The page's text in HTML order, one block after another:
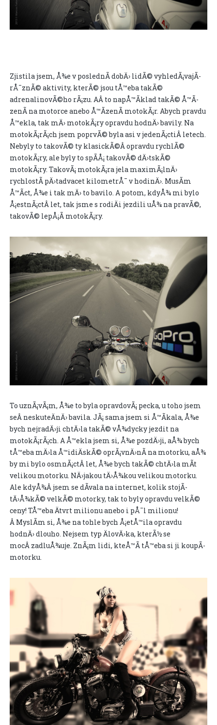
Zjistila jsem, Å¾e v poslednÃ­ dobÄ› lidÃ© vyhledÃ¡vajÃ­
rÅ¯znÃ© aktivity, kterÃ© jsou tÅ™eba takÃ©
adrenalinovÃ©ho rÃ¡zu. AÂ to napÅ™Ã­klad takÃ© Å™Ã­
zenÃ­ na motorce anebo Å™Ã­zenÃ­ motokÃ¡r. Abych pravdu
Å™ekla, tak mÄ› motokÃ¡ry opravdu hodnÄ› bavily. Na
motokÃ¡rÃ¡ch jsem poprvÃ© byla asi v jedenÃ¡ctiÂ letech.
Nebyly to takovÃ© ty klasickÃ©Â opravdu rychlÃ©
motokÃ¡ry, ale byly to spÃ­Å¡ takovÃ© dÄ›tskÃ©
motokÃ¡ry. TakovÃ¡ motokÃ¡ra jela maximÃ¡lnÄ›
rychlostÃ­ pÄ›tadvacet kilometrÅ¯ v hodinÄ›. MusÃ­m
Å™Ã­ct, Å¾e i tak mÄ› to bavilo. A potom, kdyÅ¾ mi bylo
Å¡estnÃ¡ctÂ let, tak jsme s rodiÄi jezdili uÅ¾ na pravÃ©,
takovÃ© lepÅ¡Ã­ motokÃ¡ry.
To uznÃ¡vÃ¡m, Å¾e to byla opravdovÃ¡ pecka, u toho jsem
seÂ neskuteÄnÄ› bavila. JÃ¡ sama jsem si Å™Ã­kala, Å¾e
bych nejradÄ›ji chtÄ›la takÃ© vÅ¾dycky jezdit na
motokÃ¡rÃ¡ch. A Å™ekla jsem si, Å¾e pozdÄ›ji, aÅ¾ bych
tÅ™eba mÄ›la Å™idiÄskÃ© oprÃ¡vnÄ›nÃ­ na motorku, aÅ¾
by mi bylo osmnÃ¡ctÂ let, Å¾e bych takÃ© chtÄ›la mÃ­t
velikou motorku. NÄ›jakou tÄ›Å¾kou velikou motorku.
Ale kdyÅ¾Â jsem se dÃ­vala na internet, kolik stojÃ­
tÄ›Å¾kÃ© velkÃ© motorky, tak to byly opravdu velkÃ©
ceny! TÅ™eba Ätvrt milionu anebo i pÅ¯l milionu!
Â MyslÃ­m si, Å¾e na tohle bych Å¡etÅ™ila opravdu
hodnÄ› dlouho. Nejsem typ ÄlovÄ›ka, kterÃ½ se
mocÂ zadluÅ¾uje. ZnÃ¡m lidi, kteÅ™Ã­ tÅ™eba si ji koupÃ­
motorku.